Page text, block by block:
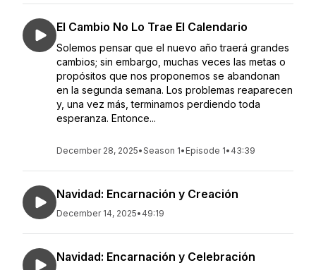
El Cambio No Lo Trae El Calendario
Solemos pensar que el nuevo año traerá grandes
cambios; sin embargo, muchas veces las metas o
propósitos que nos proponemos se abandonan
en la segunda semana. Los problemas reaparecen
y, una vez más, terminamos perdiendo toda
esperanza. Entonce...
December 28, 2025•Season 1• Episode 1• 43:39
Navidad: Encarnación y Creación
December 14, 2025• 49:19
Navidad: Encarnación y Celebración